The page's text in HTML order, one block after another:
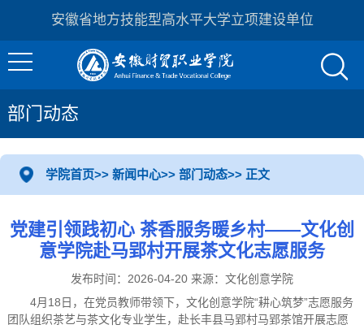
安徽省地方技能型高水平大学立项建设单位
部门动态
学院首页>> 新闻中心>> 部门动态>> 正文
党建引领践初心 茶香服务暖乡村——文化创
意学院赴马郢村开展茶文化志愿服务
发布时间：2026-04-20 来源：文化创意学院
4月18日，在党员教师带领下，文化创意学院“耕心筑梦”志愿服务
团队组织茶艺与茶文化专业学生，赴长丰县马郢村马郢茶馆开展志愿